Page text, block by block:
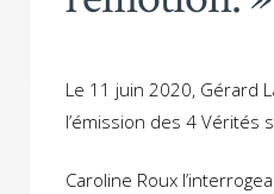
Le 11 juin 2020, Gérard
l’émission des 4 Vérités
Caroline Roux